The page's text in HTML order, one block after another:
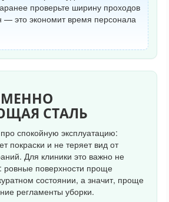
проверьте ширину проходов
— это экономит время персонала
СТАЛЬ
спокойную эксплуатацию:
покраски и не теряет вид от
Для клиники это важно не
ровные поверхности проще
состоянии, а значит, проще
регламенты уборки.